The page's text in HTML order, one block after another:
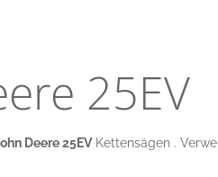
25EV
Deere 25EVKettensägen .